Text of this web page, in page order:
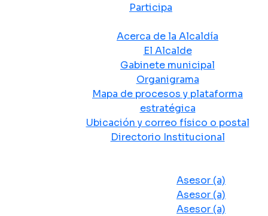
Participa
Acerca de la Alcaldía
El Alcalde
Gabinete municipal
Organigrama
Mapa de procesos y plataforma
estratégica
Ubicación y correo físico o postal
Directorio Institucional
Asesor (a)
Asesor (a)
Asesor (a)